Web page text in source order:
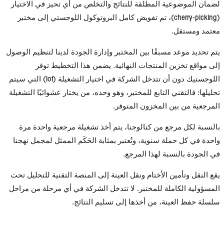
المطلقة للنتائج والتخلص من أي تحيز في الاختيار
(cherry-picking)، تم تفويض كامل البروتوكول اللوجستي إلى مختبر
مسبقًا بين المختبر وإدارة الجودة لدينا لتنظيم الوصول
المنتجات النهائية. يضمن هذا التخطيط توفر
اللوجستيك دون أن تتدخل الشركة في اختيار التشغيلة (lot) التي سيتم
التابع للمختبر، وهو وحده، من يختار عشوائيًا التشغيلة
المخزون المتوفر.
من كتالوجنا، يتم أخذ تشغيلة مرجعية واحدة مرة
سنوية، وتُعتبر بمثابة الحَكَم الممثل لمجمل نهجنا
لهذا المرجع.
الأختام ونقل العينة إلى المنصة التقنية للتحليل تحت
للمختبر. لا تتدخل الشركة في أي مرحلة من مراحل
من أخذها إلى تسليم النتائج.